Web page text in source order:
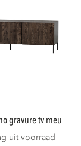
gravure tv meubel
uit voorraad